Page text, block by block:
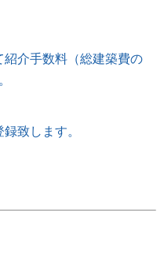
介手数料（総建築費の
致します。